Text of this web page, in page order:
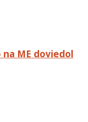
na ME doviedol